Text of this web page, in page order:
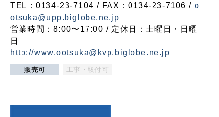
TEL：0134-23-7104 / FAX：0134-23-7106 / o
otsuka@upp.biglobe.ne.jp
営業時間：8:00〜17:00 / 定休日：土曜日・日曜
日
http://www.ootsuka@kvp.biglobe.ne.jp
販売可 工事・取付可